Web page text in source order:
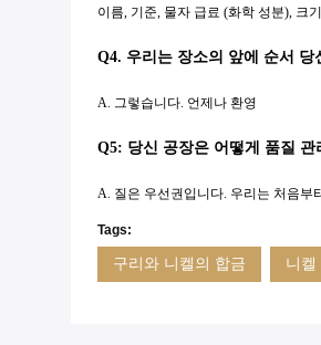
이름, 기준, 물자 급료 (화학 성분), 크
Q4. 우리는 장소의 앞에 순서
A. 그렇습니다. 언제나 환영
Q5: 당신 공장은 어떻게 품질 관
A. 질은 우선권입니다. 우리는 처음부
Tags:
구리와 니켈의 합금 니켈